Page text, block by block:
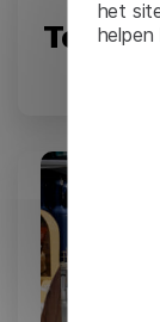
het
helpen
Tesla: